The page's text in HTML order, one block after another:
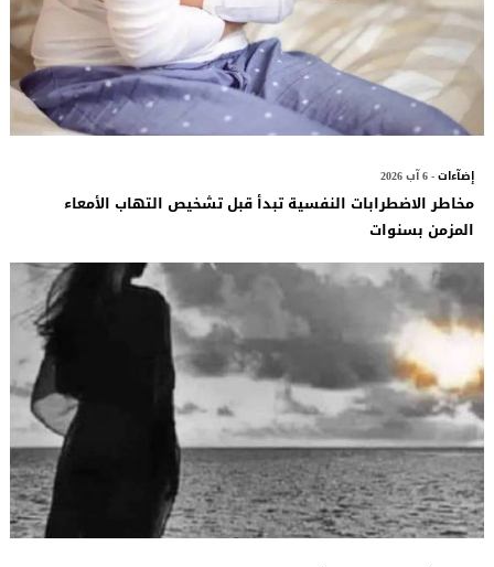
إضآءات- 6 آب 2026
مخاطر الاضطرابات النفسية تبدأ قبل تشخيص التهاب الأمعاء
المزمن بسنوات